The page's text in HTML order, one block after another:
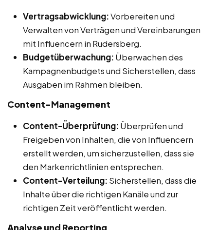
Vertragsabwicklung:Vorbereiten und
Verwalten von Verträgen und Vereinbarungen
mit Influencern in Rudersberg.
Budgetüberwachung: Überwachen des
Kampagnenbudgets und Sicherstellen, dass
Ausgaben im Rahmen bleiben.
Content-Management
Content-Überprüfung: Überprüfen und
Freigeben von Inhalten, die von Influencern
erstellt werden, um sicherzustellen, dass sie
den Markenrichtlinien entsprechen.
Content-Verteilung: Sicherstellen, dass die
Inhalte über die richtigen Kanäle und zur
richtigen Zeit veröffentlicht werden.
Analyse und Reporting